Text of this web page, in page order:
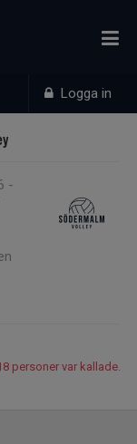
Logga in
-
personer var kallade.